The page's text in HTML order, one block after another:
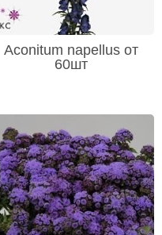
Aconitum napellus от
60шт